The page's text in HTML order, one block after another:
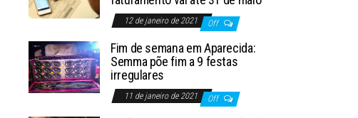
12 de janeiro de 2021 Off
Fim de semana em Aparecida:
Semma põe fim a 9 festas
irregulares
11 de janeiro de 2021 Off